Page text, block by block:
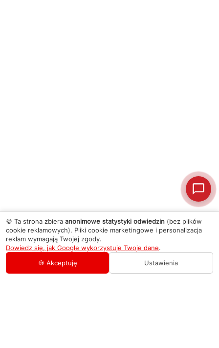
🍪 Ta strona zbiera anonimowe statystyki odwiedzin (bez plików
cookie reklamowych). Pliki cookie marketingowe i personalizacja
reklam wymagają Twojej zgody.
Dowiedz się, jak Google wykorzystuje Twoje dane.
🍪 Akceptuję
Ustawienia